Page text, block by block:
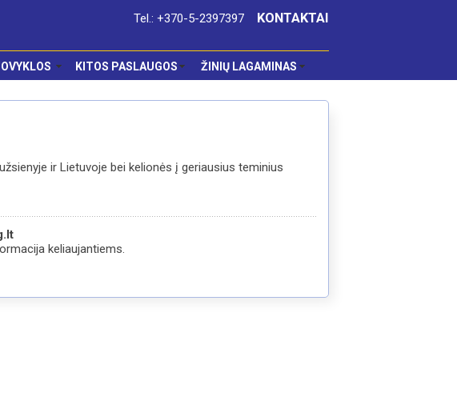
Tel.: +370-5-2397397 KONTAKTAI
KITOS PASLAUGOS ŽINIŲ LAGAMINAS
ir Lietuvoje bei kelionės į geriausius teminius
keliaujantiems.